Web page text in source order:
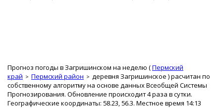
Прогноз погоды в Загришинском на неделю (Пермский
край
Пермский район деревня Загришинское ) расчитан по
собственному алгоритму на основе данных Всеобщей Системы
Прогнозирования. Обновление происходит 4 раза в сутки.
Географические координаты: 58.23, 56.3. Местное время 14:13